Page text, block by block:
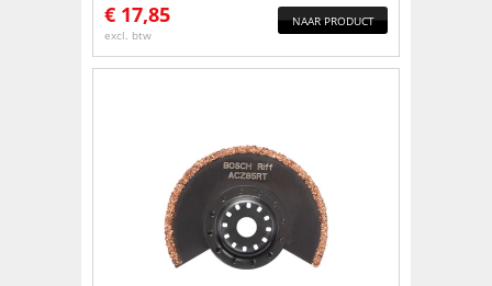
€ 17,85
excl. btw
NAAR PRODUCT